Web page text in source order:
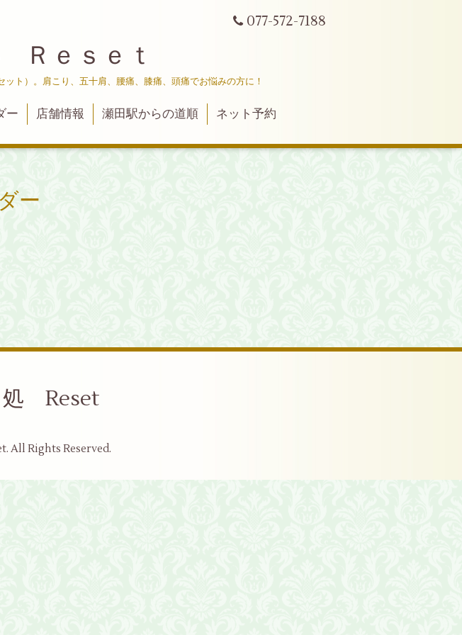
077-572-7188
Ｒｅｓｅｔ
ト）。肩こり、五十肩、腰痛、膝痛、頭痛でお悩みの方に！
ー 店舗情報 瀬田駅からの道順 ネット予約
ー
処 Reset
. All Rights Reserved.